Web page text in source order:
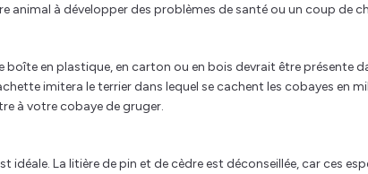
animal à développer des problèmes de santé ou un coup de
boîte en plastique, en carton ou en bois devrait être présente
imitera le terrier dans lequel se cachent les cobayes en
à votre cobaye de gruger.
idéale. La litière de pin et de cèdre est déconseillée, car ces